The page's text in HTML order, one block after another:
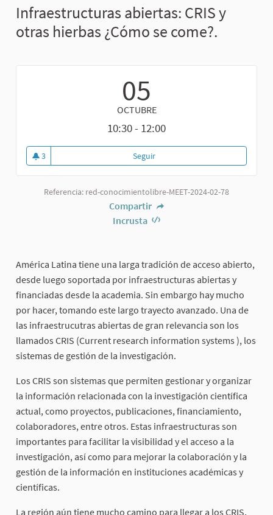
Infraestructuras abiertas: CRIS y
otras hierbas ¿Cómo se come?.
05
OCTUBRE
10:30 - 12:00
3 Seguir
Referencia: red-conocimientolibre-MEET-2024-02-78
Compartir
Incrusta
América Latina tiene una larga tradición de acceso abierto,
desde luego soportada por infraestructuras abiertas y
financiadas desde la academia. Sin embargo hay mucho
por hacer, tomando este largo trayecto avanzado. Una de
las infraestrucutras abiertas de gran relevancia son los
llamados CRIS (Current research information systems ), los
sistemas de gestión de la investigación.
Los CRIS son sistemas que permiten gestionar y organizar
la información relacionada con la investigación científica
actual, como proyectos, publicaciones, financiamiento,
colaboradores, entre otros. Estas infraestructuras son
importantes para facilitar la visibilidad y el acceso a la
investigación, así como para mejorar la colaboración y la
gestión de la información en instituciones académicas y
científicas.
La región aún tiene mucho camino para llegar a los CRIS,